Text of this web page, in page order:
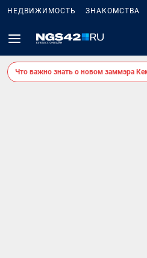
НЕДВИЖИМОСТЬ ЗНАКОМСТВА
Что важно знать о новом заммэра